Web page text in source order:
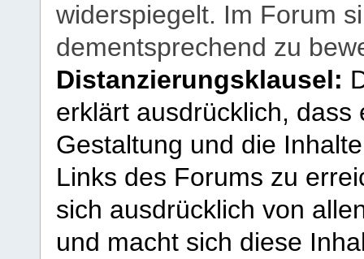
widerspiegelt. Im Forum
dementsprechend zu
Distanzierungsklausel:
erklärt ausdrücklich,
Gestaltung und die
Links des Forums zu
sich ausdrücklich von
und macht sich diese